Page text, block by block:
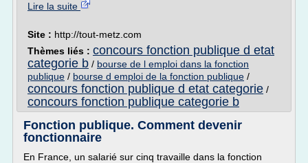
Lire la suite
Site : http://tout-metz.com
Thèmes liés : concours fonction publique d etat
categorie b / bourse de l emploi dans la fonction
publique / bourse d emploi de la fonction publique /
concours fonction publique d etat categorie /
concours fonction publique categorie b
Fonction publique. Comment devenir
fonctionnaire
En France, un salarié sur cinq travaille dans la fonction